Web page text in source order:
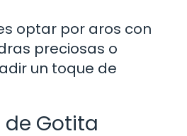
optar por aros con
preciosas o
un toque de
de Gotita